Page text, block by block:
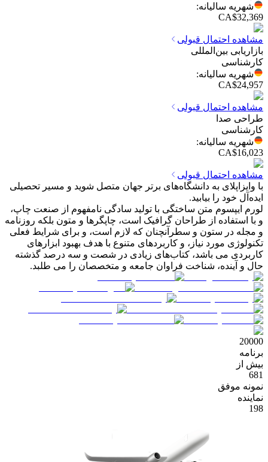
شهریه سالیانه:
CA$32,369
مشاهده احتمال قبولی
بازاریابی بین‌المللی
کارشناسی
شهریه سالیانه:
CA$24,957
مشاهده احتمال قبولی
طراحی صدا
کارشناسی
شهریه سالیانه:
CA$16,023
مشاهده احتمال قبولی
با وایزاپلای به دانشگاه‌های برتر جهان متصل شوید و مسیر تحصیلی
ایده‌آل خود را بیابید.
لورم ایپسوم متن ساختگی با تولید سادگی نامفهوم از صنعت چاپ،
و با استفاده از طراحان گرافیک است، چاپگرها و متون بلکه روزنامه
و مجله در ستون و سطرآنچنان که لازم است، و برای شرایط فعلی
تکنولوژی مورد نیاز، و کاربردهای متنوع با هدف بهبود ابزارهای
کاربردی می باشد، کتاب‌های زیادی در شصت و سه درصد گذشته
حال و آینده، شناخت فراوان جامعه و متخصصان را می طلبد.
20000
برنامه
بیش از
681
نمونه موفق
نماینده
198